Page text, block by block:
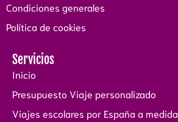
Condiciones generales
Política de cookies
Servicios
Inicio
Presupuesto Viaje personalizado
Viajes escolares por España a medida